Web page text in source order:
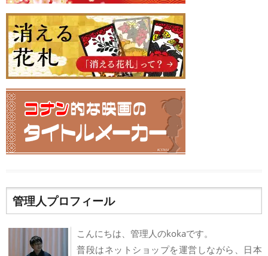
管理人プロフィール
こんにちは、管理人のkokaです。
普段はネットショップを運営しながら、日本